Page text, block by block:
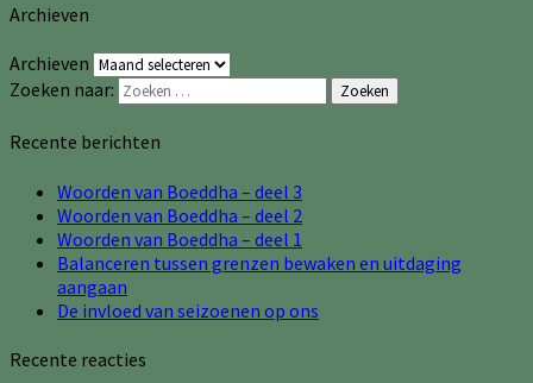
Archieven
Archieven
Zoeken naar:
Zoeken
Recente berichten
Woorden van Boeddha – deel 3
Woorden van Boeddha – deel 2
Woorden van Boeddha – deel 1
Balanceren tussen grenzen bewaken en uitdaging
aangaan
De invloed van seizoenen op ons
Recente reacties